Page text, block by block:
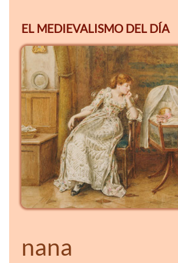
EL MEDIEVALISMO DEL DÍA
nana